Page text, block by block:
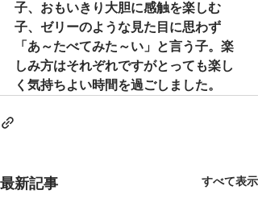
子、おもいきり大胆に感触を楽しむ
子、ゼリーのような見た目に思わず
「あ～たべてみた～い」と言う子。楽
しみ方はそれぞれですがとっても楽し
く気持ちよい時間を過ごしました。
最新記事 すべて表示